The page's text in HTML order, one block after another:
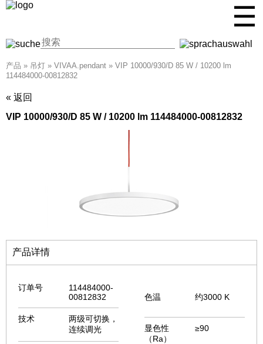
☰
产品 » 吊灯 » VIVAA.pendant » VIP 10000/930/D 85 W / 10200 lm
114484000-00812832
« 返回
VIP 10000/930/D 85 W / 10200 lm 114484000-00812832
产品详情
订单号
114484000-
00812832
技术
两级可切换，
连续调光
色温 约3000 K
显色性
（Ra）
≥90